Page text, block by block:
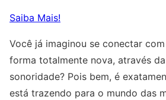
Saiba Mais!
Você já imaginou se conectar
forma totalmente nova, através
sonoridade? Pois bem, é
está trazendo para o mundo das